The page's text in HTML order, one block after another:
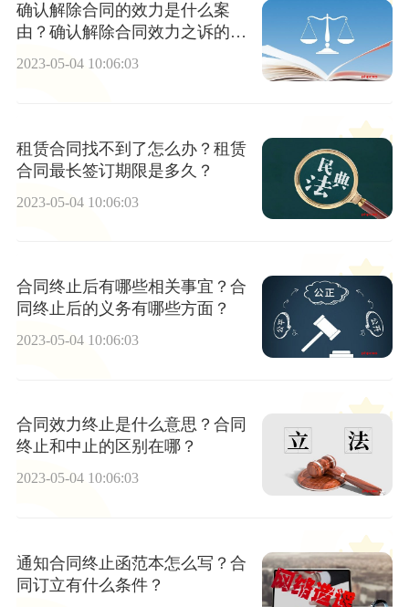
确认解除合同的效力是什么案
由？确认解除合同效力之诉的诉
讼时效有多久？
2023-05-04 10:06:03
租赁合同找不到了怎么办？租赁
合同最长签订期限是多久？
2023-05-04 10:06:03
合同终止后有哪些相关事宜？合
同终止后的义务有哪些方面？
2023-05-04 10:06:03
合同效力终止是什么意思？合同
终止和中止的区别在哪？
2023-05-04 10:06:03
通知合同终止函范本怎么写？合
同订立有什么条件？